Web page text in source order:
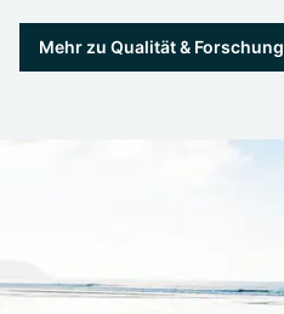
Mehr zu Qualität & Forschung